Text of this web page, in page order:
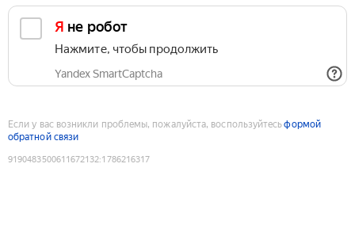
Я не робот
Нажмите, чтобы продолжить
Yandex SmartCaptcha
Если у вас возникли проблемы, пожалуйста, воспользуйтесьформой
обратной связи
9190483500611672132:1786216317